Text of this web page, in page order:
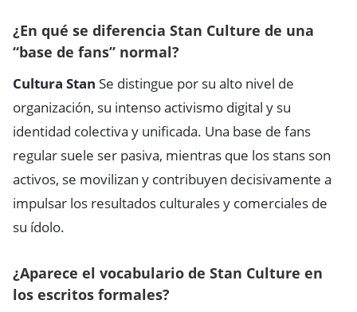
¿En qué se diferencia Stan Culture de una
“base de fans” normal?
Cultura Stan Se distingue por su alto nivel de
organización, su intenso activismo digital y su
identidad colectiva y unificada. Una base de fans
regular suele ser pasiva, mientras que los stans son
activos, se movilizan y contribuyen decisivamente a
impulsar los resultados culturales y comerciales de
su ídolo.
¿Aparece el vocabulario de Stan Culture en
los escritos formales?